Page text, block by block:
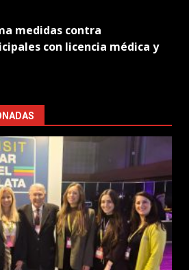
medidas contra
con licencia médica y